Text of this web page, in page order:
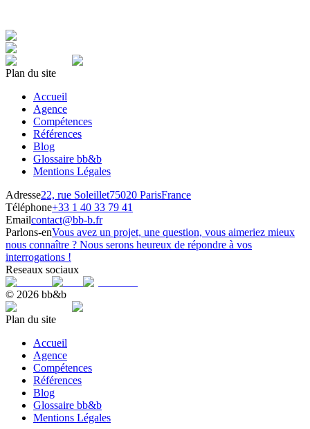
Plan du site
Accueil
Agence
Compétences
Références
Blog
Glossaire bb&b
Mentions Légales
Adresse22, rue Soleillet75020 ParisFrance
Téléphone+33 1 40 33 79 41
Emailcontact@bb-b.fr
Parlons-enVous avez un projet, une question, vous aimeriez mieux
nous connaître ? Nous serons heureux de répondre à vos
interrogations !
Reseaux sociaux
© 2026 bb&b
Plan du site
Accueil
Agence
Compétences
Références
Blog
Glossaire bb&b
Mentions Légales